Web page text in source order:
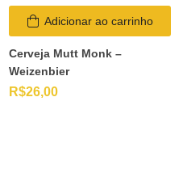
Adicionar ao carrinho
Cerveja Mutt Monk –
Weizenbier
R$26,00